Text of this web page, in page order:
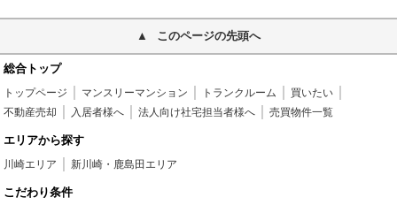
このページの先頭へ
総合トップ
トップページ マンスリーマンション トランクルーム
買いたい
不動産売却
入居者様へ 法人向け社宅担当者様へ 売買物件一覧
エリアから探す
川崎エリア 新川崎・鹿島田エリア
こだわり条件